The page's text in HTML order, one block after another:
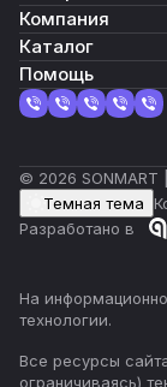
Компания
Каталог
Помощь
© 2026
Темная тема
Разработано в
На
технологии.
Все ресурсы
ограничиваясь)